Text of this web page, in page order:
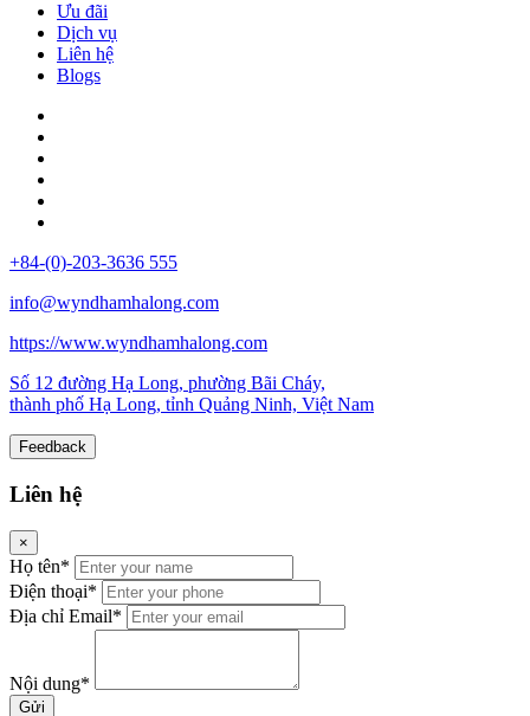
Ưu đãi
Dịch vụ
Liên hệ
Blogs
+84-(0)-203-3636 555
info@wyndhamhalong.com
https://www.wyndhamhalong.com
Số 12 đường Hạ Long, phường Bãi Cháy,
thành phố Hạ Long, tỉnh Quảng Ninh, Việt Nam
Feedback
Liên hệ
×
Họ tên*
Điện thoại*
Địa chỉ Email*
Nội dung*
Gửi